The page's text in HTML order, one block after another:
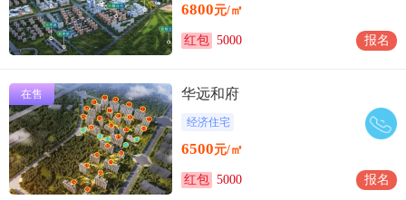
6800元/㎡
红包 5000 报名
在售 华远和府
经济住宅
6500元/㎡
红包 5000 报名